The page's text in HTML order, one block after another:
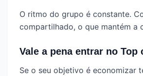
O ritmo do grupo é constante.
compartilhado, o que mantém a
Vale a pena entrar no
Se o seu objetivo é economizar